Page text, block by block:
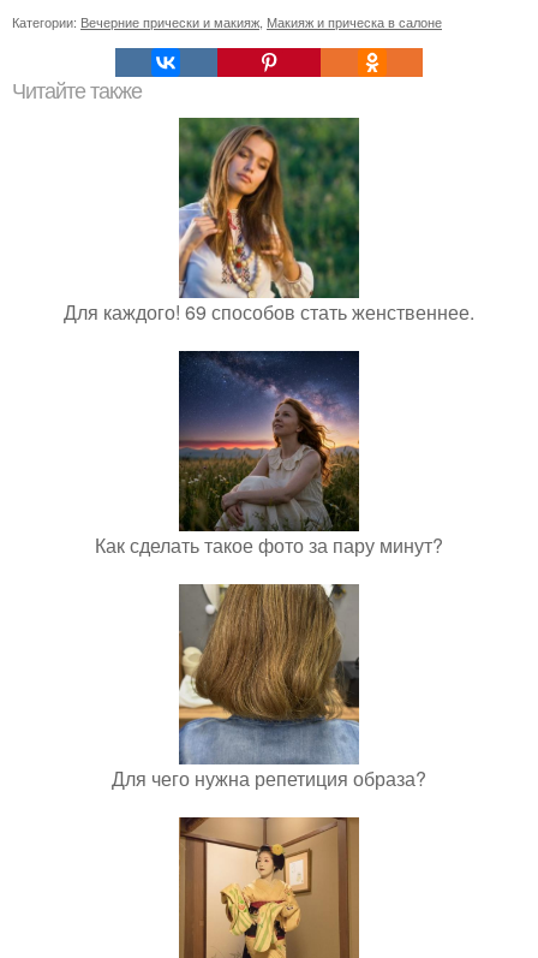
Категории: Вечерние прически и макияж Макияж и прическа в салоне
Читайте также
Для каждого! 69 способов стать женственнее.
Как сделать такое фото за пару минут?
Для чего нужна репетиция образа?